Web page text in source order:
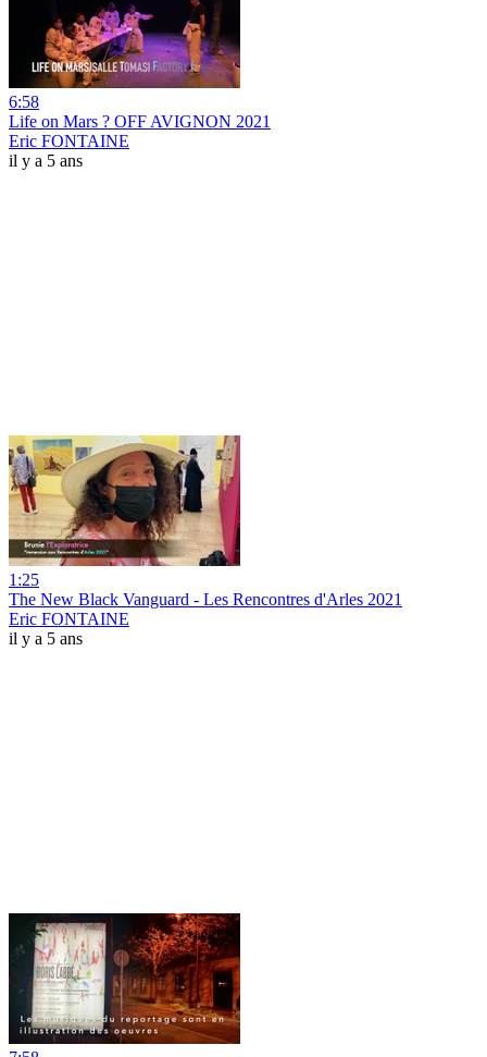
6:58
Life on Mars ? OFF AVIGNON 2021
Eric FONTAINE
il y a 5 ans
1:25
The New Black Vanguard - Les Rencontres d'Arles 2021
Eric FONTAINE
il y a 5 ans